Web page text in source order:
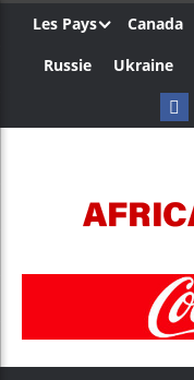
Les Pays Canada
Russie
Ukraine